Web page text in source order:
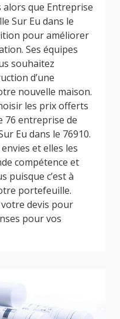
que Entreprise
Sur Eu dans le
pour améliorer
Ses équipes
souhaitez
d’une
nouvelle maison.
les prix offerts
76 entreprise de
Eu dans le 76910.
et elles les
compétence et
puisque c’est à
portefeuille.
devis pour
pour vos